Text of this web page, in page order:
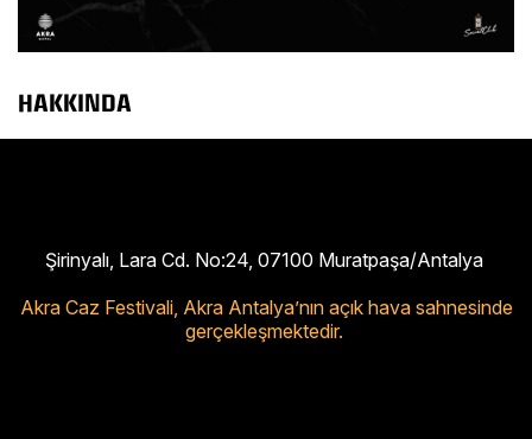
HAKKINDA
Şirinyalı, Lara Cd. No:24, 07100 Muratpaşa/Antalya
Akra Caz Festivali, Akra Antalya’nın açık hava sahnesinde
gerçekleşmektedir.